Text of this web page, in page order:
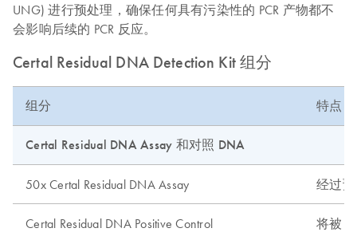
UNG) 进行预处理，确保任何具有污染性的 PCR 产物都不
会影响后续的 PCR 反应。
Certal Residual DNA Detection Kit 组分
组分 特点
Certal Residual DNA Assay 和对照 DNA
50x Certal Residual DNA Assay 经过
Certal Residual DNA Positive Control 将被